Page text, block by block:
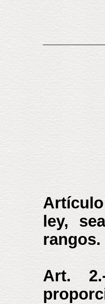
ley,
rangos.
Art.